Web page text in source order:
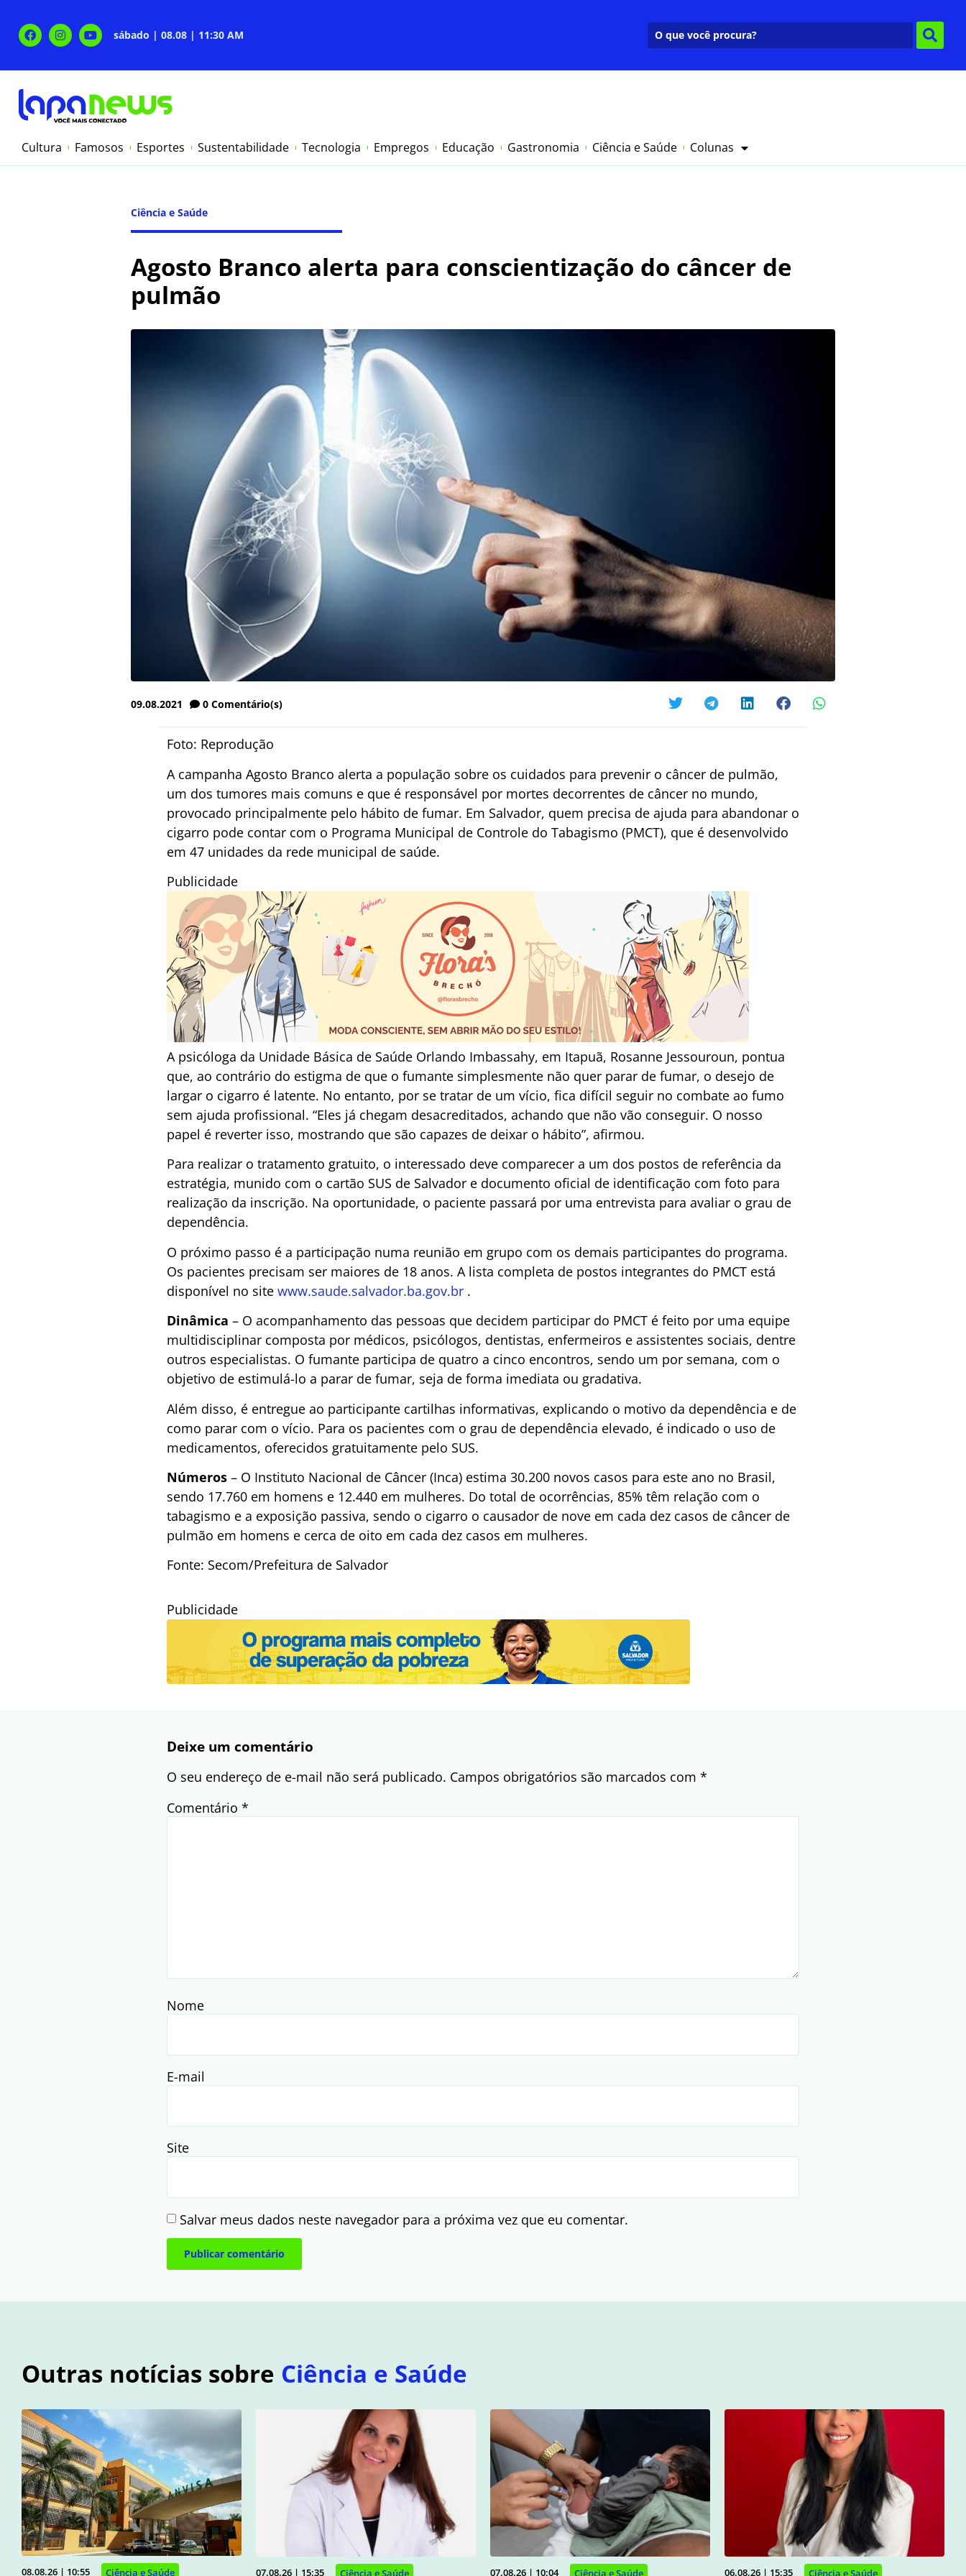
sábado | 08.08 | 11:30 AM
Cultura Famosos Esportes Sustentabilidade Tecnologia Empregos Educação Gastronomia Ciência e Saúde Colunas
Ciência e Saúde
Agosto Branco alerta para conscientização do câncer de
pulmão
09.08.2021 0 Comentário(s)
Foto: Reprodução
A campanha Agosto Branco alerta a população sobre os cuidados para prevenir o câncer de pulmão,
um dos tumores mais comuns e que é responsável por mortes decorrentes de câncer no mundo,
provocado principalmente pelo hábito de fumar. Em Salvador, quem precisa de ajuda para abandonar o
cigarro pode contar com o Programa Municipal de Controle do Tabagismo (PMCT), que é desenvolvido
em 47 unidades da rede municipal de saúde.
Publicidade
A psicóloga da Unidade Básica de Saúde Orlando Imbassahy, em Itapuã, Rosanne Jessouroun, pontua
que, ao contrário do estigma de que o fumante simplesmente não quer parar de fumar, o desejo de
largar o cigarro é latente. No entanto, por se tratar de um vício, fica difícil seguir no combate ao fumo
sem ajuda profissional. “Eles já chegam desacreditados, achando que não vão conseguir. O nosso
papel é reverter isso, mostrando que são capazes de deixar o hábito”, afirmou.
Para realizar o tratamento gratuito, o interessado deve comparecer a um dos postos de referência da
estratégia, munido com o cartão SUS de Salvador e documento oficial de identificação com foto para
realização da inscrição. Na oportunidade, o paciente passará por uma entrevista para avaliar o grau de
dependência.
O próximo passo é a participação numa reunião em grupo com os demais participantes do programa.
Os pacientes precisam ser maiores de 18 anos. A lista completa de postos integrantes do PMCT está
disponível no site www.saude.salvador.ba.gov.br .
Dinâmica – O acompanhamento das pessoas que decidem participar do PMCT é feito por uma equipe
multidisciplinar composta por médicos, psicólogos, dentistas, enfermeiros e assistentes sociais, dentre
outros especialistas. O fumante participa de quatro a cinco encontros, sendo um por semana, com o
objetivo de estimulá-lo a parar de fumar, seja de forma imediata ou gradativa.
Além disso, é entregue ao participante cartilhas informativas, explicando o motivo da dependência e de
como parar com o vício. Para os pacientes com o grau de dependência elevado, é indicado o uso de
medicamentos, oferecidos gratuitamente pelo SUS.
Números – O Instituto Nacional de Câncer (Inca) estima 30.200 novos casos para este ano no Brasil,
sendo 17.760 em homens e 12.440 em mulheres. Do total de ocorrências, 85% têm relação com o
tabagismo e a exposição passiva, sendo o cigarro o causador de nove em cada dez casos de câncer de
pulmão em homens e cerca de oito em cada dez casos em mulheres.
Fonte: Secom/Prefeitura de Salvador
Publicidade
Deixe um comentário
O seu endereço de e-mail não será publicado. Campos obrigatórios são marcados com *
Comentário *
Nome
E-mail
Site
Salvar meus dados neste navegador para a próxima vez que eu comentar.
Outras notícias sobre Ciência e Saúde
08.08.26 | 10:55 Ciência e Saúde 07.08.26 | 15:35 Ciência e Saúde 07.08.26 | 10:04 Ciência e Saúde 06.08.26 | 15:35 Ciência e Saúde